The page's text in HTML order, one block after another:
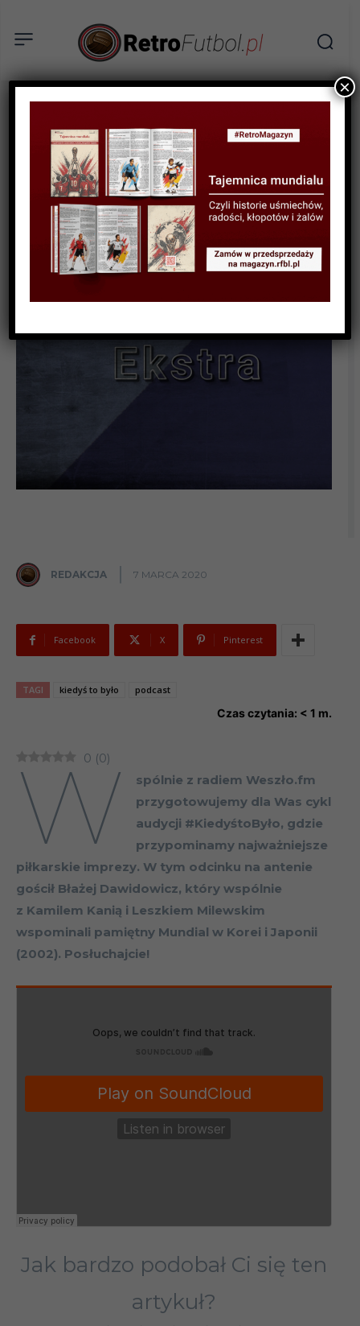
PODCASTY
#KiedyśtoByło – Mundial
2002
REDAKCJA 7 MARCA 2020
Facebook X Pinterest
TAGI kiedyś to było podcast
Czas czytania: < 1 m.
0 (0)
W
spólnie z radiem Weszło.fm
przygotowujemy dla Was cykl
audycji #KiedyśtoByło, gdzie
przypominamy najważniejsze
piłkarskie imprezy. W tym odcinku na antenie
gościł Błażej Dawidowicz, który wspólnie
z Kamilem Kanią i Leszkiem Milewskim
wspominali pamiętny Mundial w Korei i Japonii
(2002). Posłuchajcie!
Jak bardzo podobał Ci się ten
artykuł?
×